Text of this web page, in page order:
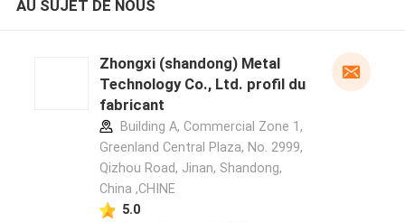
AU SUJET DE NOUS
Zhongxi (shandong) Metal
Technology Co., Ltd. profil du
fabricant
Building A, Commercial Zone 1,
Greenland Central Plaza, No. 2999,
Qizhou Road, Jinan, Shandong,
China ,CHINE
5.0